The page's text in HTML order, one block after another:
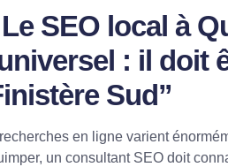
SEO local à
: il doit
Sud”
en ligne varient
un consultant SEO doit